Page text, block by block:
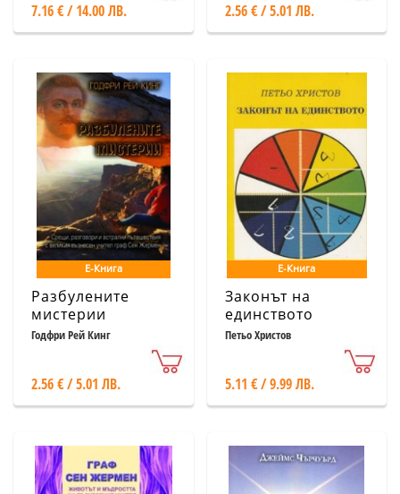
7.16 € / 14.00 ЛВ. 2.56 € / 5.01 ЛВ.
Е-Книга
Разбулените
мистерии
Годфри Рей Кинг
2.56 € / 5.01 ЛВ.
Е-Книга
Законът на
единството
Петьо Христов
5.11 € / 9.99 ЛВ.